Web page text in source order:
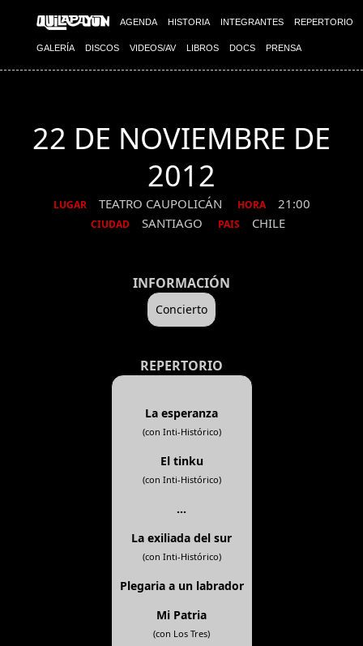
AGENDA HISTORIA INTEGRANTES REPERTORIO
GALERÍA DISCOS VIDEOS/AV LIBROS DOCS PRENSA
22 DE NOVIEMBRE DE
2012
LUGAR TEATRO CAUPOLICÁN HORA 21:00
CIUDAD SANTIAGO PAIS CHILE
INFORMACIÓN
Concierto
REPERTORIO
La esperanza
(con Inti-Histórico)
El tinku
(con Inti-Histórico)
...
La exiliada del sur
(con Inti-Histórico)
Plegaria a un labrador
Mi Patria
(con Los Tres)